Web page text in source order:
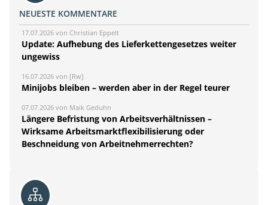
NEUESTE KOMMENTARE
17.07.2026 von Christian Eppelt
Update: Aufhebung des Lieferkettengesetzes weiter
ungewiss
16.07.2026 von [Rw]
Minijobs bleiben – werden aber in der Regel teurer
07.07.2026 von Maik Geduhn
Längere Befristung von Arbeitsverhältnissen –
Wirksame Arbeitsmarktflexibilisierung oder
Beschneidung von Arbeitnehmerrechten?